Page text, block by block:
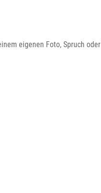
eigenen Foto, Spruch